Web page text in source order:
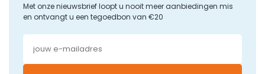
Met onze nieuwsbrief loopt u nooit meer aanbiedingen mis
en ontvangt u een tegoedbon van €20